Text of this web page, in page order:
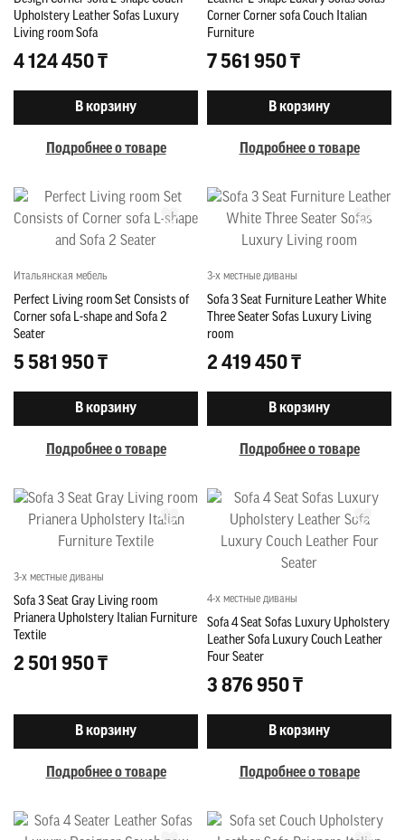
Upholstery Leather Sofas Luxury
Living room Sofa
4 124 450 ₸
В корзину
Подробнее о товаре
Corner Corner sofa Couch Italian
Furniture
7 561 950 ₸
В корзину
Подробнее о товаре
Итальянская мебель
Perfect Living room Set Consists of
Corner sofa L-shape and Sofa 2
Seater
5 581 950 ₸
В корзину
Подробнее о товаре
3-х местные диваны
Sofa 3 Seat Furniture Leather White
Three Seater Sofas Luxury Living
room
2 419 450 ₸
В корзину
Подробнее о товаре
3-х местные диваны
Sofa 3 Seat Gray Living room
Prianera Upholstery Italian Furniture
Textile
2 501 950 ₸
В корзину
Подробнее о товаре
4-х местные диваны
Sofa 4 Seat Sofas Luxury Upholstery
Leather Sofa Luxury Couch Leather
Four Seater
3 876 950 ₸
В корзину
Подробнее о товаре